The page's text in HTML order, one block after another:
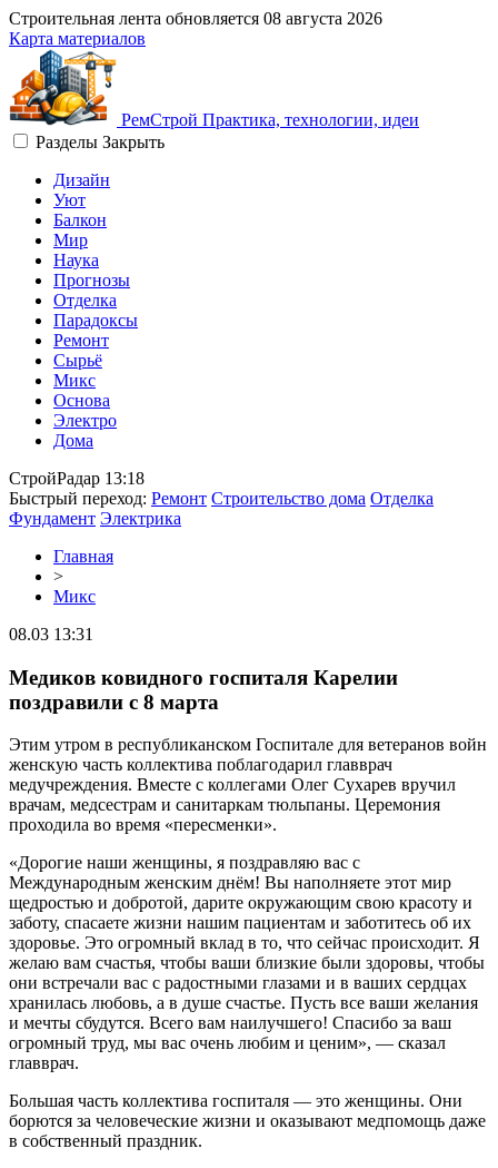
Строительная лента обновляется 08 августа 2026
Карта материалов
РемСтрой Практика, технологии, идеи
Разделы Закрыть
Дизайн
Уют
Балкон
Мир
Наука
Прогнозы
Отделка
Парадоксы
Ремонт
Сырьё
Микс
Основа
Электро
Дома
СтройРадар 13:18
Быстрый переход: Ремонт Строительство дома Отделка
Фундамент Электрика
Главная
>
Микс
08.03 13:31
Медиков ковидного госпиталя Карелии
поздравили с 8 марта
Этим утром в республиканском Госпитале для ветеранов войн
женскую часть коллектива поблагодарил главврач
медучреждения. Вместе с коллегами Олег Сухарев вручил
врачам, медсестрам и санитаркам тюльпаны. Церемония
проходила во время «пересменки».
«Дорогие наши женщины, я поздравляю вас с
Международным женским днём! Вы наполняете этот мир
щедростью и добротой, дарите окружающим свою красоту и
заботу, спасаете жизни нашим пациентам и заботитесь об их
здоровье. Это огромный вклад в то, что сейчас происходит. Я
желаю вам счастья, чтобы ваши близкие были здоровы, чтобы
они встречали вас с радостными глазами и в ваших сердцах
хранилась любовь, а в душе счастье. Пусть все ваши желания
и мечты сбудутся. Всего вам наилучшего! Спасибо за ваш
огромный труд, мы вас очень любим и ценим», — сказал
главврач.
Большая часть коллектива госпиталя — это женщины. Они
борются за человеческие жизни и оказывают медпомощь даже
в собственный праздник.